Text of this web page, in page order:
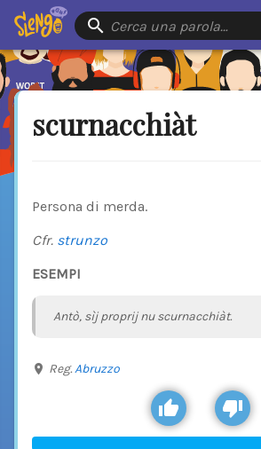
Cerca una parola…
scurnacchiàt
Persona di merda.
Cfr. strunzo
ESEMPI
Antò, sìj proprij nu scurnacchiàt.
Reg.Abruzzo